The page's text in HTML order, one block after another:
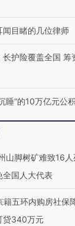
闻目睹的几位律师
长护险覆盖全国 筹
睡”的10万亿元公
山脚树矿难致16
全国人大代表
籍五环内购房社保
贷340万元